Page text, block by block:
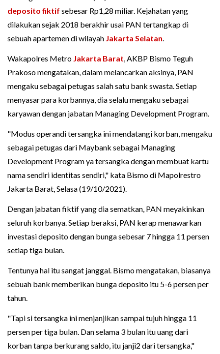
deposito fiktif sebesar Rp1,28 miliar. Kejahatan yang
dilakukan sejak 2018 berakhir usai PAN tertangkap di
sebuah apartemen di wilayah Jakarta Selatan.
Wakapolres Metro Jakarta Barat, AKBP Bismo Teguh
Prakoso mengatakan, dalam melancarkan aksinya, PAN
mengaku sebagai petugas salah satu bank swasta. Setiap
menyasar para korbannya, dia selalu mengaku sebagai
karyawan dengan jabatan Managing Development Program.
"Modus operandi tersangka ini mendatangi korban, mengaku
sebagai petugas dari Maybank sebagai Managing
Development Program ya tersangka dengan membuat kartu
nama sendiri identitas sendiri," kata Bismo di Mapolrestro
Jakarta Barat, Selasa (19/10/2021).
Dengan jabatan fiktif yang dia sematkan, PAN meyakinkan
seluruh korbanya. Setiap beraksi, PAN kerap menawarkan
investasi deposito dengan bunga sebesar 7 hingga 11 persen
setiap tiga bulan.
Tentunya hal itu sangat janggal. Bismo mengatakan, biasanya
sebuah bank memberikan bunga deposito itu 5-6 persen per
tahun.
"Tapi si tersangka ini menjanjikan sampai tujuh hingga 11
persen per tiga bulan. Dan selama 3 bulan itu uang dari
korban tanpa berkurang saldo, itu janji2 dari tersangka,"